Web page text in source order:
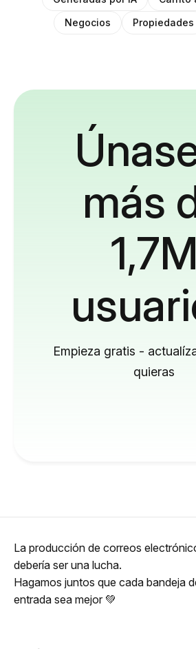
Negocios
Propiedades
más
1,7M
Empieza gratis -
quieras
La producción de correos
debería ser una lucha.
Hagamos juntos que cada bandeja
entrada sea mejor 💚